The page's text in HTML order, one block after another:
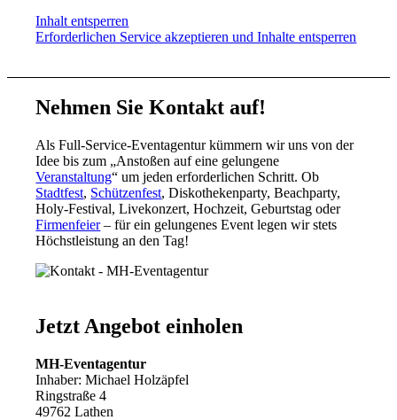
Inhalt entsperren
Erforderlichen Service akzeptieren und Inhalte entsperren
Nehmen Sie Kontakt auf!
Als Full-Service-Eventagentur kümmern wir uns von der
Idee bis zum „Anstoßen auf eine gelungene
Veranstaltung“ um jeden erforderlichen Schritt. Ob
Stadtfest, Schützenfest, Diskothekenparty, Beachparty,
Holy-Festival, Livekonzert, Hochzeit, Geburtstag oder
Firmenfeier– für ein gelungenes Event legen wir stets
Höchstleistung an den Tag!
Jetzt Angebot einholen
MH-Eventagentur
Inhaber: Michael Holzäpfel
Ringstraße 4
49762 Lathen